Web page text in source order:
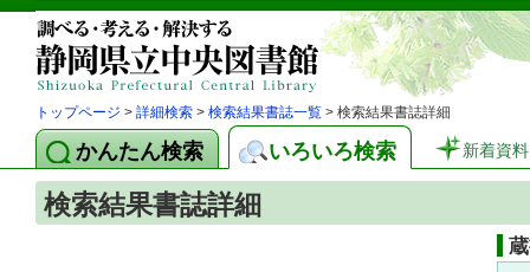
トップページ > 詳細検索 > 検索結果書誌一覧 > 検索結果書誌詳細
かんたん検索 いろいろ検索 新着資料
検索結果書誌詳細